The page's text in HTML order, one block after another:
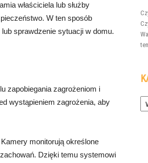
właściciela lub służby
W ten sposób
sprawdzenie sytuacji w domu.
zapobiegania zagrożeniom i
wystąpieniem zagrożenia, aby
monitorują określone
Dzięki temu systemowi